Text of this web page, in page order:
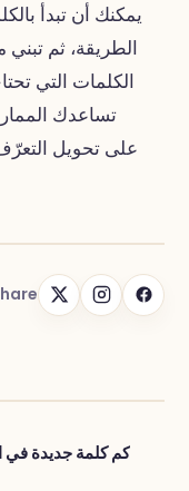
يمكنك أن تبدأ
الطريقة، ثم
الكلمات التي
تساعدك
كم كلمة جديدة في